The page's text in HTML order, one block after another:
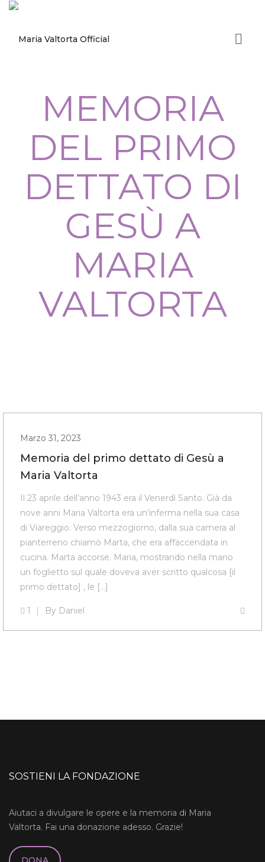
MEMORIA
DEL PRIMO
DETTATO DI
GESÙ A
MARIA
VALTORTA
Marzo 31, 2023
Memoria del primo dettato di Gesù a
Maria Valtorta
Il 23 aprile dell’anno 1943 era il Venerdì Santo. Già da
nove anni Maria Valtorta era un’inferma nella sua casa
di Viareggio. Verso mezzogiorno, dalla sua camera al
pianterreno chiamò Marta, che era affaccendata in
cucina. Marta accorse. Maria, mostrando nella mano
un foglietto sul quale doveva aver scritto qualcosa [il
primo dettato] , le […]
1 By Daniel
SOSTIENI LA FONDAZIONE
Aiutaci a divulgare le opere e la memoria di Maria
Valtorta. Fai una donazione adesso. Grazie!